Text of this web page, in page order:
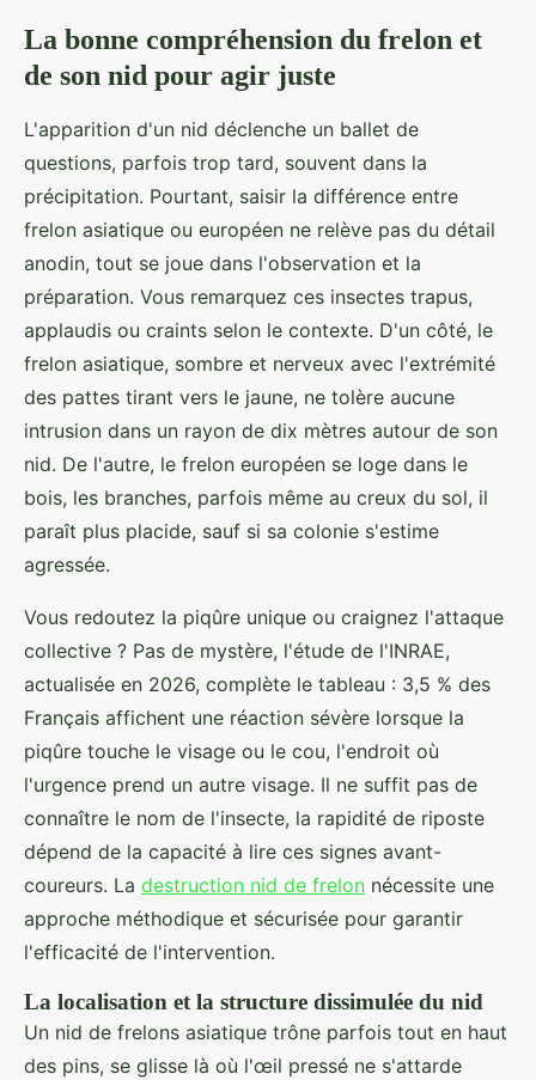
La bonne compréhension du frelon et
de son nid pour agir juste
L'apparition d'un nid déclenche un ballet de
questions, parfois trop tard, souvent dans la
précipitation. Pourtant, saisir la différence entre
frelon asiatique ou européen ne relève pas du détail
anodin, tout se joue dans l'observation et la
préparation. Vous remarquez ces insectes trapus,
applaudis ou craints selon le contexte. D'un côté, le
frelon asiatique, sombre et nerveux avec l'extrémité
des pattes tirant vers le jaune, ne tolère aucune
intrusion dans un rayon de dix mètres autour de son
nid. De l'autre, le frelon européen se loge dans le
bois, les branches, parfois même au creux du sol, il
paraît plus placide, sauf si sa colonie s'estime
agressée.
Vous redoutez la piqûre unique ou craignez l'attaque
collective ? Pas de mystère, l'étude de l'INRAE,
actualisée en 2026, complète le tableau : 3,5 % des
Français affichent une réaction sévère lorsque la
piqûre touche le visage ou le cou, l'endroit où
l'urgence prend un autre visage. Il ne suffit pas de
connaître le nom de l'insecte, la rapidité de riposte
dépend de la capacité à lire ces signes avant-
coureurs. La destruction nid de frelon nécessite une
approche méthodique et sécurisée pour garantir
l'efficacité de l'intervention.
La localisation et la structure dissimulée du nid
Un nid de frelons asiatique trône parfois tout en haut
des pins, se glisse là où l'œil pressé ne s'attarde